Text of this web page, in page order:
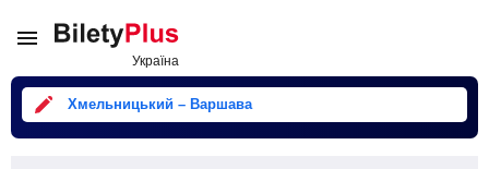
Хмельницький – Варшава